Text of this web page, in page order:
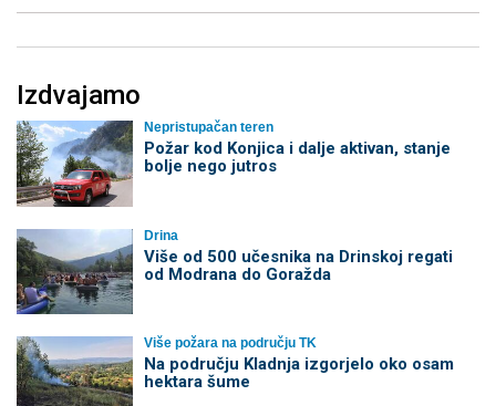
Izdvajamo
Nepristupačan teren
Požar kod Konjica i dalje aktivan, stanje
bolje nego jutros
Drina
Više od 500 učesnika na Drinskoj regati
od Modrana do Goražda
Više požara na području TK
Na području Kladnja izgorjelo oko osam
hektara šume